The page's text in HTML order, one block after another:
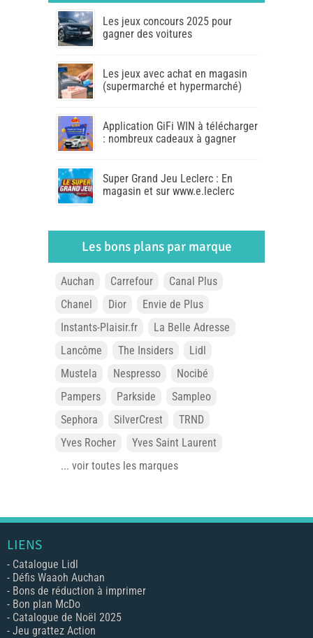
Les jeux concours 2025 pour
gagner des voitures
Les jeux avec achat en magasin
(supermarché et hypermarché)
Application GiFi WIN à télécharger
: nombreux cadeaux à gagner
Super Grand Jeu Leclerc : En
magasin et sur www.e.leclerc
Les bons plans par marque
Auchan Carrefour
Canal Plus
Chanel
Dior
Envie de Plus
Instants-Plaisir.fr
La Belle Adresse
Lancôme
The Insiders
Lidl
Mustela
Nespresso
Nocibé
Pampers
Parkside
Sampleo
Sephora
SilverCrest
TRND
Yves Rocher
Yves Saint Laurent
... voir toutes les marques
LIENS
- Catalogue Lidl
- Défis Waaoh Auchan
- Bons de réduction à imprimer
- Bon plan McDo
- Catalogue de Noël 2025
- Jeu grattez Action